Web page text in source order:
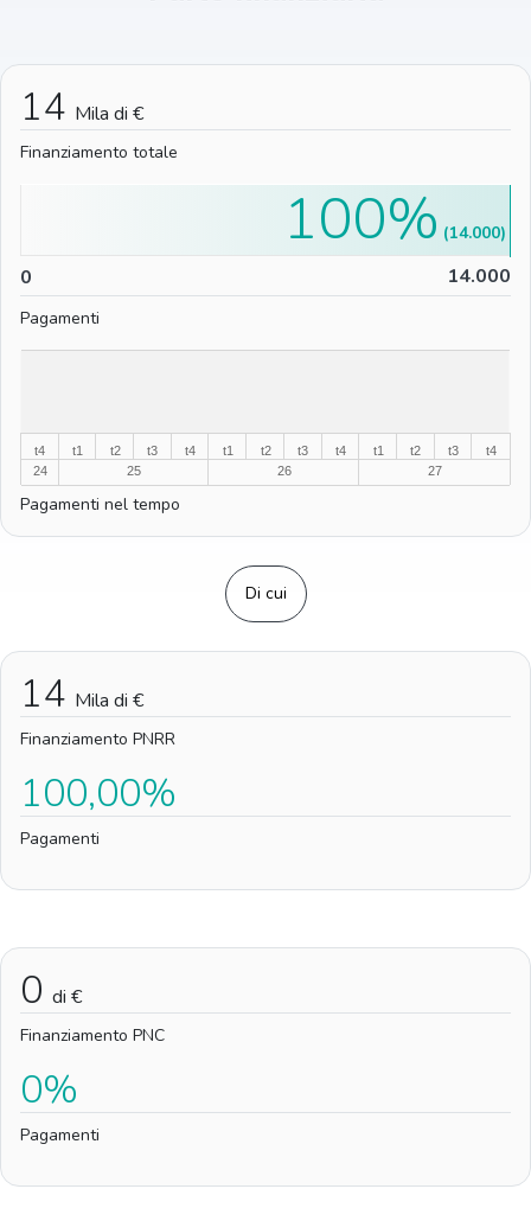
14 Mila di €
Finanziamento totale
0 14.000
100% (14.000)
Pagamenti
t4
24
t1
25
t2 t3 t4
t1
26
t2 t3 t4
t1
27
t2 t3 t4
Pagamenti nel tempo
Di cui
14 Mila di €
Finanziamento PNRR
100,00%
Pagamenti
0 di €
Finanziamento PNC
0%
Pagamenti